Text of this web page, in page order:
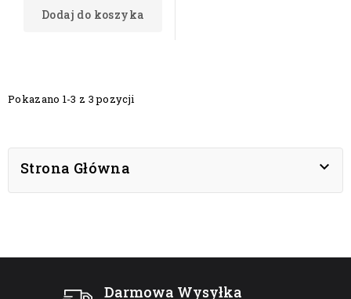
Dodaj do koszyka
Pokazano 1-3 z 3 pozycji
Strona Główna 
Darmowa Wysyłka